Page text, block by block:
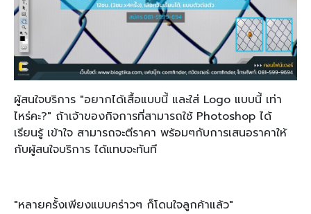
ผู้สนใจบริการ "อยากได้เสื้อแบบนี้ และใส่ Logo แบบนี้ เท่า
ไหร่คะ?" ถ้าเจ้าของกิจการที่สามารถใช้ Photoshop ได้
เรียนรู้ เข้าใจ สามารถจะตีราคา พร้อมๆกับการเสนอราคาให้
กับผู้สนใจบริการ ได้แทบจะทันที
"หลายครั้งเพียงแบบคร่าวๆ ก็โดนใจลูกค้าแล้ว"